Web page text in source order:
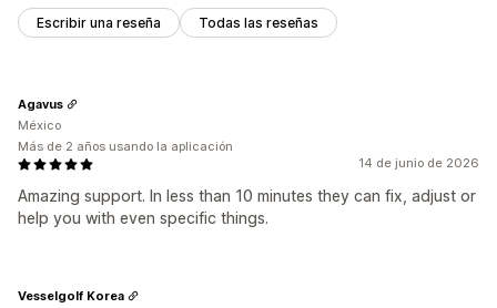
Escribir una reseña Todas las reseñas
14 de junio de 2026
Amazing support. In less than 10 minutes they can fix, adjust or
help you with even specific things.
Agavus
México
Más de 2 años usando la aplicación
Vesselgolf Korea